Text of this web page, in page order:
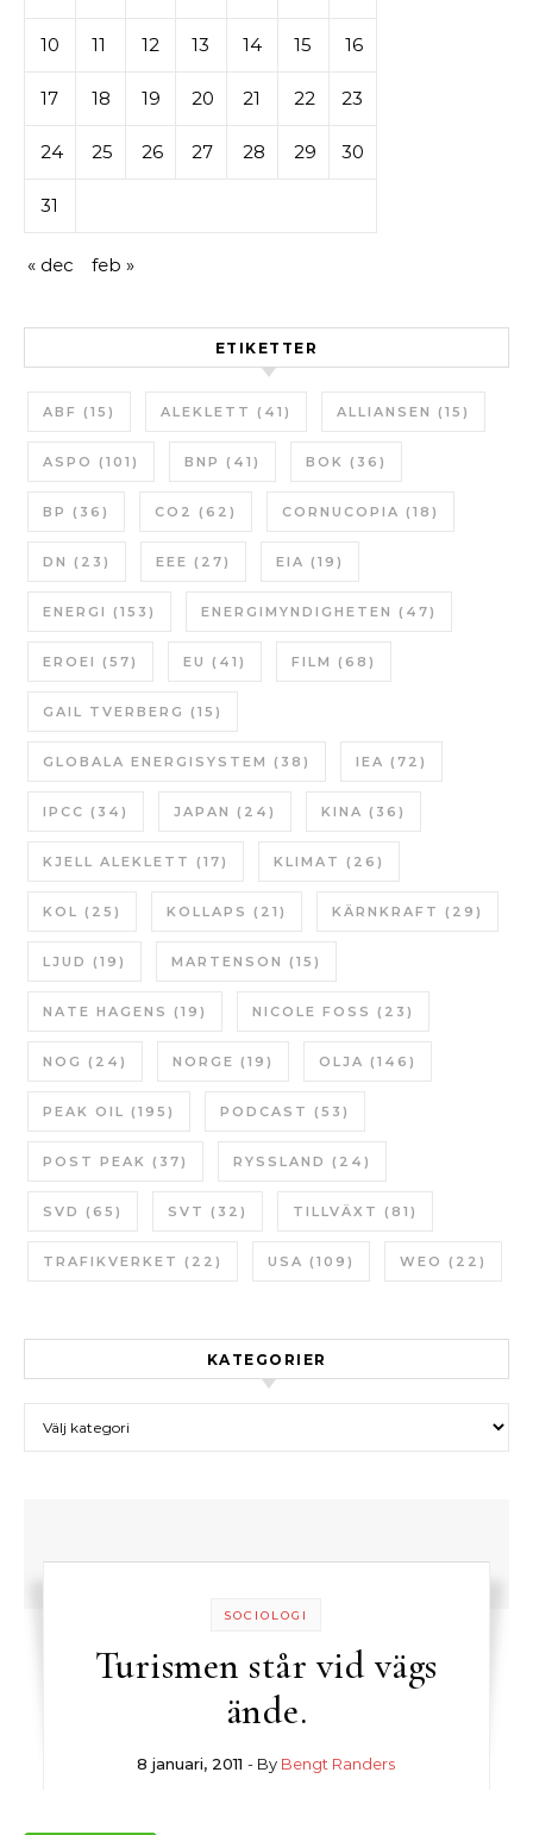
10 11 12 13 14 15 16
17 18 19 20 21 22 23
24 25 26 27 28 29 30
31
« dec feb »
ETIKETTER
ABF (15) ALEKLETT (41) ALLIANSEN (15)
ASPO (101) BNP (41) BOK (36)
BP (36) CO2 (62) CORNUCOPIA (18)
DN (23) EEE (27) EIA (19)
ENERGI (153) ENERGIMYNDIGHETEN (47)
EROEI (57) EU (41) FILM (68)
GAIL TVERBERG (15)
GLOBALA ENERGISYSTEM (38) IEA (72)
IPCC (34) JAPAN (24) KINA (36)
KJELL ALEKLETT (17) KLIMAT (26)
KOL (25) KOLLAPS (21) KÄRNKRAFT (29)
LJUD (19) MARTENSON (15)
NATE HAGENS (19) NICOLE FOSS (23)
NOG (24) NORGE (19) OLJA (146)
PEAK OIL (195) PODCAST (53)
POST PEAK (37) RYSSLAND (24)
SVD (65) SVT (32) TILLVÄXT (81)
TRAFIKVERKET (22) USA (109) WEO (22)
KATEGORIER
SOCIOLOGI
Turismen står vid vägs
ände.
8 januari, 2011 - By Bengt Randers